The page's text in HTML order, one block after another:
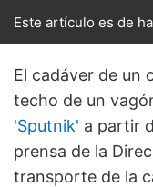
Este artículo es de
El cadáver de un
techo de un
'Sputnik' a partir
prensa de la
transporte de la